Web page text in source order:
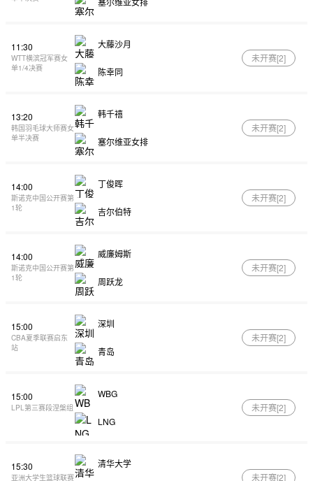
11:30
WTT横滨冠军赛女
单1/4决赛
大藤沙月
陈幸同
未开赛[2]
13:20
韩国羽毛球大师赛女
单半决赛
韩千禧
塞尔维亚女排
未开赛[2]
14:00
斯诺克中国公开赛第
1轮
丁俊晖
吉尔伯特
未开赛[2]
14:00
斯诺克中国公开赛第
1轮
威廉姆斯
周跃龙
未开赛[2]
15:00
CBA夏季联赛启东
站
深圳
青岛
未开赛[2]
15:00
LPL第三赛段涅槃组
WBG
LNG
未开赛[2]
15:30
亚洲大学生篮球联赛
清华大学
未开赛[2]